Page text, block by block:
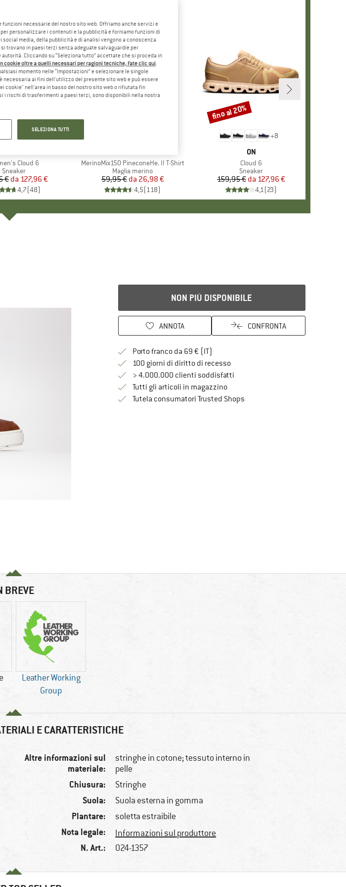
Cloud 6
Gruppo di prodotti
Sneaker
Prezzo
€ Prezzo ridotto
da 127,96 €
4,7(48)
Articolo
MerinoMix150 PineconeHe. II T-Shirt
Gruppo di prodotti
Maglia merino
Prezzo
59,95 € Prezzo ridotto
da 26,98 €
4,5(118)
+8
MARCHIO
ON
Articolo
Cloud 6
Gruppo di prodotti
Sneaker
Prezzo
159,95 € Prezzo ridotto
da 127,96 €
4,1(23)
Sconto
fino al 20%
NON PIÙ DISPONIBILE
ANNOTA CONFRONTA
Porto franco da 69 € (IT)
100 giorni di diritto di recessoVai alla politica di recesso qui Si
> 4.000.000 clienti soddisfatti
Tutti gli articoli in magazzino
Tutela consumatori Trusted ShopsTrovi tutte le informazioni qui!
BREVE
Leather Working
Group
E CARATTERISTICHE
Altre informazioni sul
materiale:
stringhe in cotone; tessuto interno in
pelle
Chiusura: Stringhe
Suola: Suola esterna in gomma
Plantare: soletta estraibile
Nota legale: Informazioni sul produttore
N. Art.: 024-1357
necessarie del nostro sito web. Offriamo anche servizi e
personalizzare i contenuti e la pubblicità e forniamo funzioni di
media, della pubblicità e di analisi vengono a conoscenza
trovano in paesi terzi senza adeguate salvaguardie per
Cliccando su “Seleziona tutto” accettate che si proceda in
cookie oltre a quelli necessari per ragioni tecniche, fate clic qui.
momento nelle “Impostazioni” e selezionare le singole
ai fini dell'utilizzo del presente sito web e può essere
cookie" nell'area in basso del nostro sito web o rifiutata fin
rischi di trasferimenti a paesi terzi, sono disponibili nella nostra
SELEZIONA TUTTI